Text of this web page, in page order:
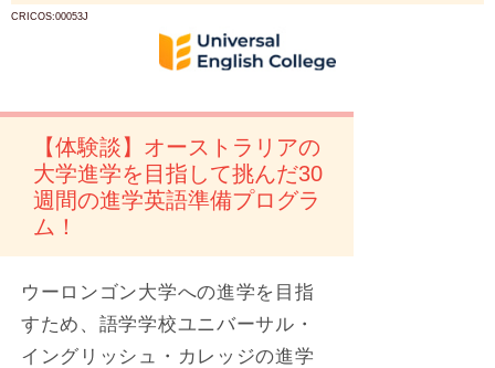
CRICOS:00053J
【体験談】オーストラリアの
大学進学を目指して挑んだ30
週間の進学英語準備プログラ
ム！
ウーロンゴン大学への進学を目指
すため、語学学校ユニバーサル・
イングリッシュ・カレッジの進学